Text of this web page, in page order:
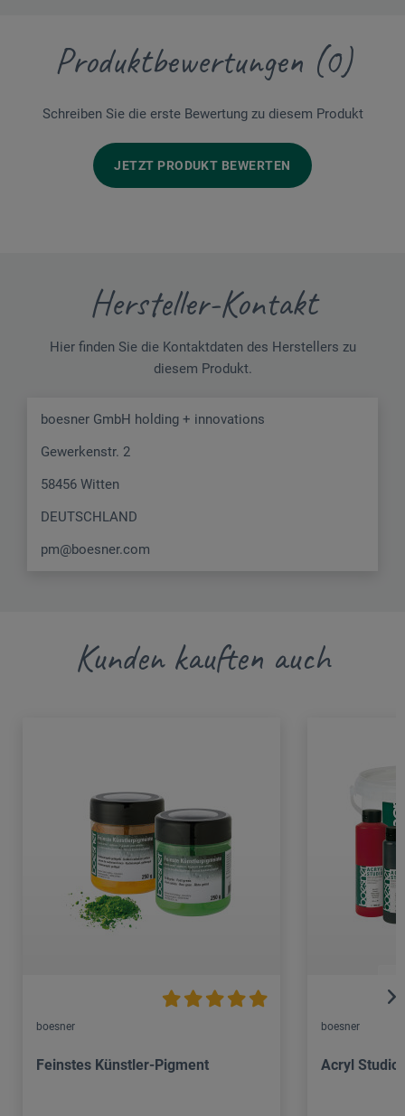
Produktbewertungen (0)
Schreiben Sie die erste Bewertung zu diesem Produkt
JETZT PRODUKT BEWERTEN
Hersteller-Kontakt
Hier finden Sie die Kontaktdaten des Herstellers zu
diesem Produkt.
boesner GmbH holding + innovations
Gewerkenstr. 2
58456 Witten
DEUTSCHLAND
pm@boesner.com
Kunden kauften auch
boesner
Feinstes Künstler-Pigment
boesner
Acryl Studio